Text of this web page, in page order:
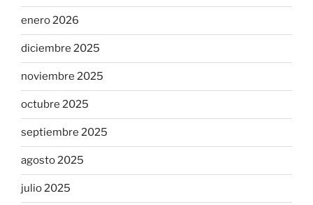
enero 2026
diciembre 2025
noviembre 2025
octubre 2025
septiembre 2025
agosto 2025
julio 2025